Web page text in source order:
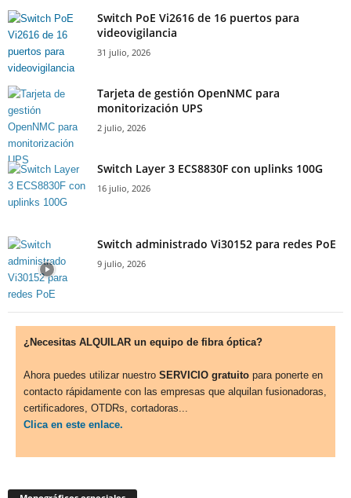
Switch PoE Vi2616 de 16 puertos para
videovigilancia
31 julio, 2026
Tarjeta de gestión OpenNMC para
monitorización UPS
2 julio, 2026
Switch Layer 3 ECS8830F con uplinks 100G
16 julio, 2026
Switch administrado Vi30152 para redes PoE
9 julio, 2026
¿Necesitas ALQUILAR un equipo de fibra óptica?
Ahora puedes utilizar nuestro SERVICIO gratuito para ponerte en
contacto rápidamente con las empresas que alquilan fusionadoras,
certificadores, OTDRs, cortadoras...
Clica en este enlace.